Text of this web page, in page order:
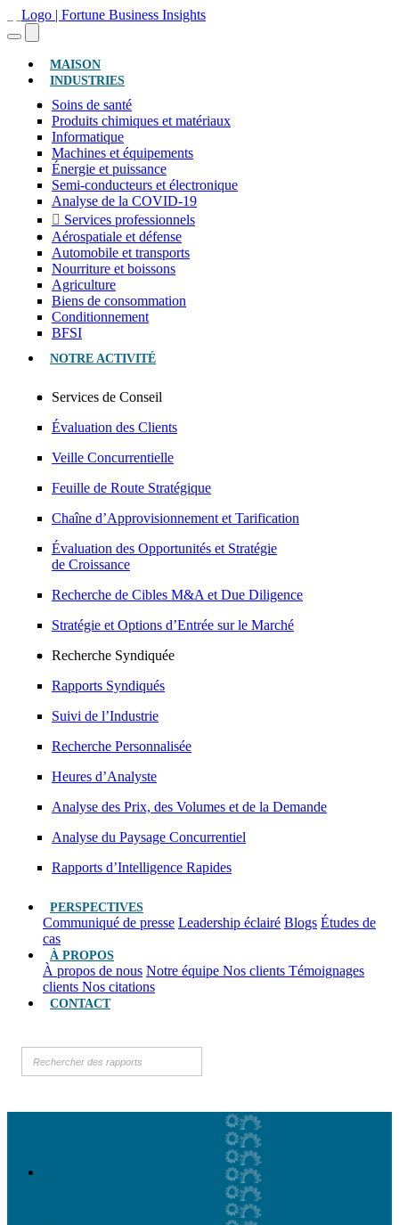
MAISON(ACTUEL)
INDUSTRIES
Soins de santé
Produits chimiques et matériaux
Informatique
Machines et équipements
Énergie et puissance
Semi-conducteurs et électronique
Analyse de la COVID-19
Services professionnels
Aérospatiale et défense
Automobile et transports
Nourriture et boissons
Agriculture
Biens de consommation
Conditionnement
BFSI
NOTRE ACTIVITÉ
Services de Conseil
Évaluation des Clients
Veille Concurrentielle
Feuille de Route Stratégique
Chaîne d’Approvisionnement et Tarification
Évaluation des Opportunités et Stratégie
de Croissance
Recherche de Cibles M&A et Due Diligence
Stratégie et Options d’Entrée sur le Marché
Recherche Syndiquée
Rapports Syndiqués
Suivi de l’Industrie
Recherche Personnalisée
Heures d’Analyste
Analyse des Prix, des Volumes et de la Demande
Analyse du Paysage Concurrentiel
Rapports d’Intelligence Rapides
PERSPECTIVES
Communiqué de presse Leadership éclairé Blogs Études de
cas
À PROPOS
À propos de nous Notre équipe Nos clients Témoignages
clients Nos citations
CONTACT